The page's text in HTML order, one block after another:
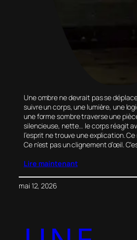
Une ombre ne devrait pas se
suivre un corps, une lumière, une
une forme sombre traverse une
silencieuse, nette… le corps réagit
l’esprit ne trouve une explication. Ce
Ce n’est pas un clignement d’œil.
Lire maintenant
mai 12, 2026